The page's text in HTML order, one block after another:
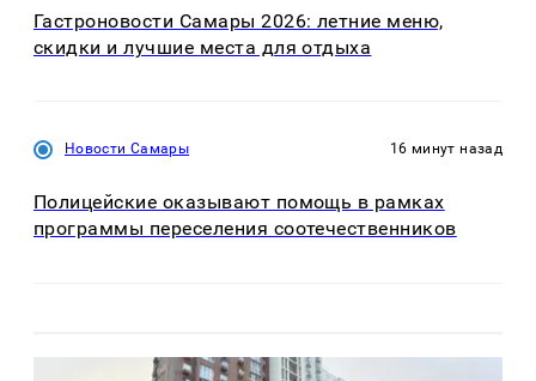
Гастроновости Самары 2026: летние меню,
скидки и лучшие места для отдыха
Новости Самары 16 минут назад
Полицейские оказывают помощь в рамках
программы переселения соотечественников